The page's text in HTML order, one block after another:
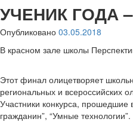
УЧЕНИК ГОДА –
Опубликовано 03.05.2018
В красном зале школы
Этот финал олицетворяет
региональных и всероссийских
Участники конкурса,
гражданин”,